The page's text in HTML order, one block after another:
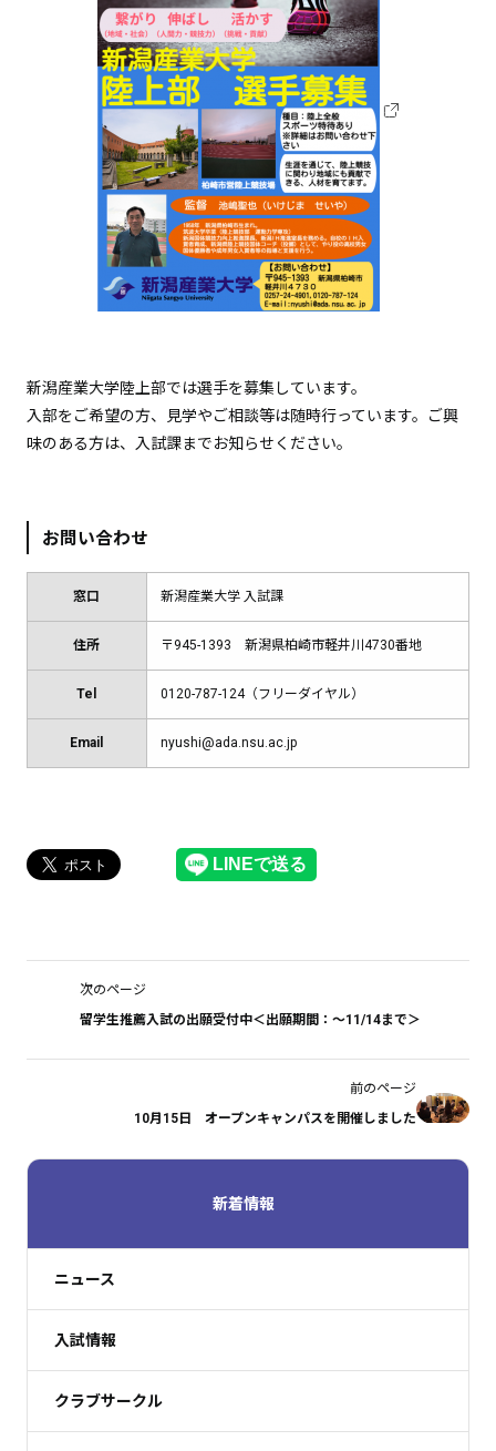
新潟産業大学陸上部では選手を募集しています。
入部をご希望の方、見学やご相談等は随時行っています。ご興
味のある方は、入試課までお知らせください。
お問い合わせ
窓口 新潟産業大学 入試課
住所 〒945-1393 新潟県柏崎市軽井川4730番地
Tel 0120-787-124（フリーダイヤル）
Email nyushi@ada.nsu.ac.jp
次のページ
留学生推薦入試の出願受付中＜出願期間：～11/14まで＞
前のページ
10月15日 オープンキャンパスを開催しました
新着情報
ニュース
入試情報
クラブサークル